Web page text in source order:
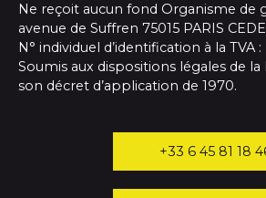
Ne reçoit aucun fond Organisme de
avenue de Suffren 75015 PARIS
N° individuel d’identification à la TVA :
Soumis aux dispositions légales de la
son décret d’application de 1970.
+33 6 45 81 18